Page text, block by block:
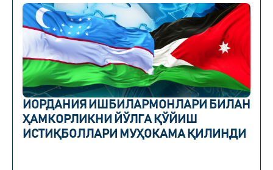
ИОРДАНИЯ ИШБИЛАРМОНЛАРИ БИЛАН
ҲАМКОРЛИКНИ ЙЎЛГА ҚЎЙИШ
ИСТИҚБОЛЛАРИ МУҲОКАМА ҚИЛИНДИ